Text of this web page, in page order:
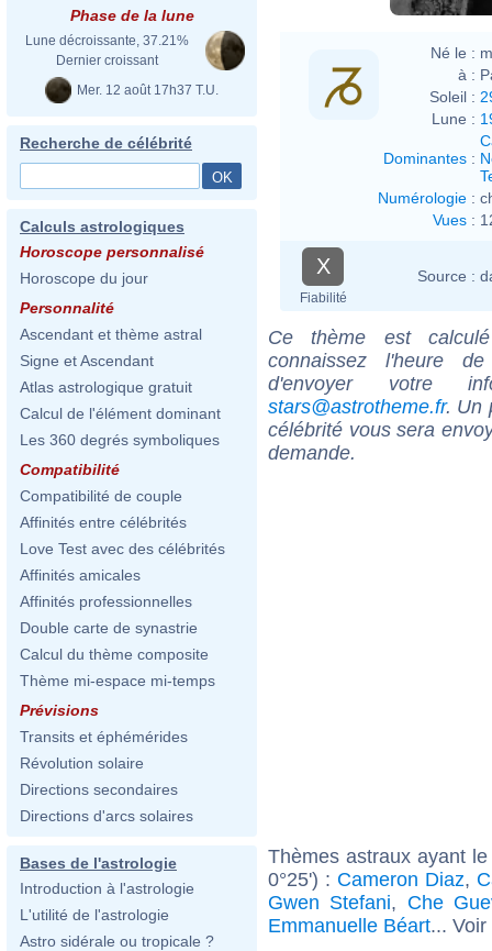
Phase de la lune
Lune décroissante, 37.21%
Dernier croissant
Mer. 12 août 17h37 T.U.
Recherche de célébrité
Calculs astrologiques
Horoscope personnalisé
Horoscope du jour
Personnalité
Ascendant et thème astral
Signe et Ascendant
Atlas astrologique gratuit
Calcul de l'élément dominant
Les 360 degrés symboliques
Compatibilité
Compatibilité de couple
Affinités entre célébrités
Love Test avec des célébrités
Affinités amicales
Affinités professionnelles
Double carte de synastrie
Calcul du thème composite
Thème mi-espace mi-temps
Prévisions
Transits et éphémérides
Révolution solaire
Directions secondaires
Directions d'arcs solaires
Bases de l'astrologie
Introduction à l'astrologie
L'utilité de l'astrologie
Astro sidérale ou tropicale ?
Né le :
à :
Soleil :
Lune :
Dominantes :
Numérologie :
Vues :
X
Fiabilité
Source :
Ce thème est
connaissez l'heure
d'envoyer votre
stars@astrotheme.fr. Un
célébrité vous sera
demande.
Thèmes astraux ayant
0°25') : Cameron Diaz,
Gwen Stefani, Che
Emmanuelle Béart...